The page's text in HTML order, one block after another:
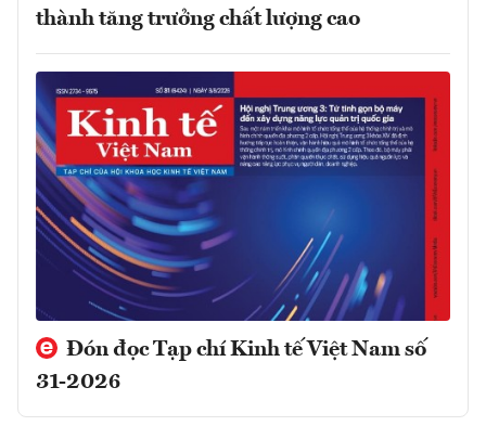
thành tăng trưởng chất lượng cao
Đón đọc Tạp chí Kinh tế Việt Nam số
31-2026